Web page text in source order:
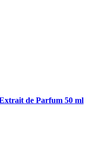
de Parfum 50 ml